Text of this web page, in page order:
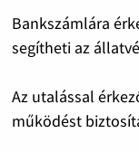
Bankszámlára
segítheti az
Az utalással
működést